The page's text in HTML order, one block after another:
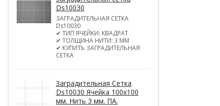
Ds10030
ЗАГРАДИТЕЛЬНАЯ СЕТКА
Ds10030
✔ ТИП ЯЧЕЙКИ: КВАДРАТ
✔ ТОЛЩИНА НИТИ: 3 ММ
✔ КУПИТЬ ЗАГРАДИТЕЛЬНАЯ
СЕТКА
Заградительная Сетка
Ds10030 Ячейка 100х100
мм. Нить 3 мм. ПА.